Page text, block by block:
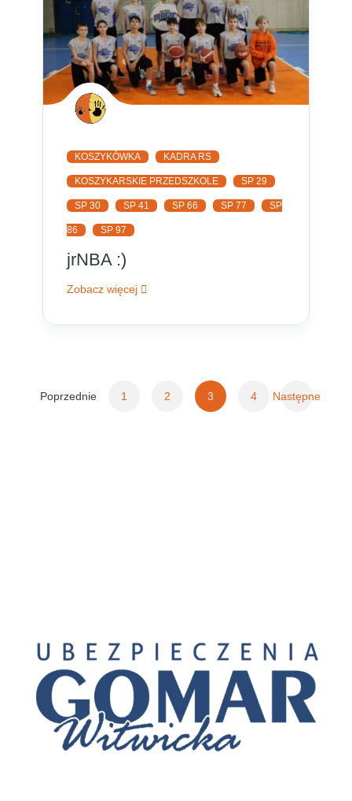
KOSZYKÓWKA KADRA RS
KOSZYKARSKIE PRZEDSZKOLE SP 29
SP 30 SP 41 SP 66 SP 77 SP
86 SP 97
jrNBA :)
Zobacz więcej
Stronicowanie
wpisów
Poprzednie 1 2 3 4 Następne